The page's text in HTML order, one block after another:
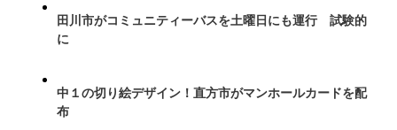
田川市がコミュニティーバスを土曜日にも運行 試験的
に
中１の切り絵デザイン！直方市がマンホールカードを配
布